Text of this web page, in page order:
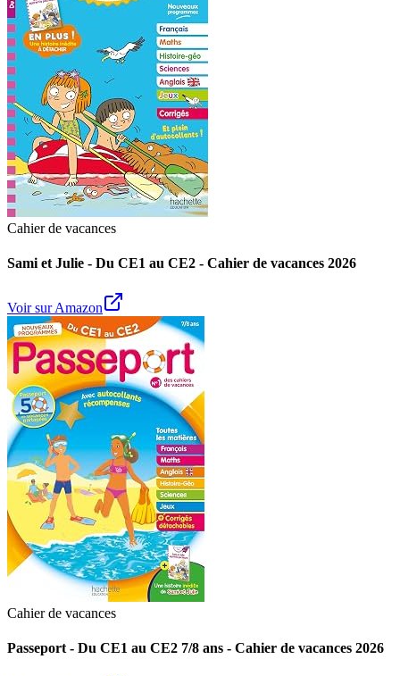
Cahier de vacances
Sami et Julie - Du CE1 au CE2 - Cahier de vacances 2026
Voir sur Amazon
Cahier de vacances
Passeport - Du CE1 au CE2 7/8 ans - Cahier de vacances 2026